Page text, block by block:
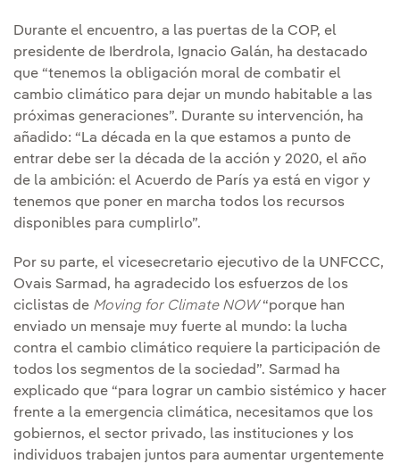
Durante el encuentro, a las puertas de la COP, el
presidente de Iberdrola, Ignacio Galán, ha destacado
que “tenemos la obligación moral de combatir el
cambio climático para dejar un mundo habitable a las
próximas generaciones”. Durante su intervención, ha
añadido: “La década en la que estamos a punto de
entrar debe ser la década de la acción y 2020, el año
de la ambición: el Acuerdo de París ya está en vigor y
tenemos que poner en marcha todos los recursos
disponibles para cumplirlo”.
Por su parte, el vicesecretario ejecutivo de la UNFCCC,
Ovais Sarmad, ha agradecido los esfuerzos de los
ciclistas de Moving for Climate NOW“porque han
enviado un mensaje muy fuerte al mundo: la lucha
contra el cambio climático requiere la participación de
todos los segmentos de la sociedad”. Sarmad ha
explicado que “para lograr un cambio sistémico y hacer
frente a la emergencia climática, necesitamos que los
gobiernos, el sector privado, las instituciones y los
individuos trabajen juntos para aumentar urgentemente